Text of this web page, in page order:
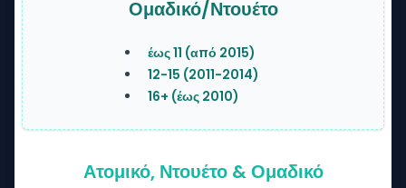
Ομαδικό/Ντουέτο
έως 11 (από 2015)
12-15 (2011-2014)
16+ (έως 2010)
Ατομικό, Ντουέτο&Ομαδικό